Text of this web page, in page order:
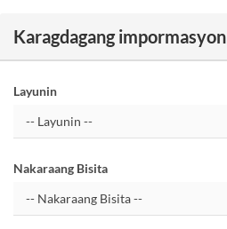
Karagdagang impormasyon
Layunin
Nakaraang Bisita